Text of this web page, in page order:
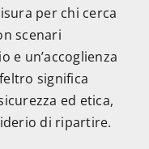
per chi cerca
scenari
e un’accoglienza
significa
ed etica,
di ripartire.